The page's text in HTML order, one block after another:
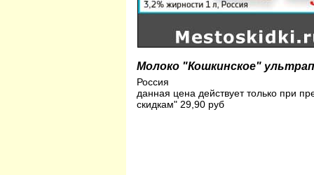
Молоко "Кошкинское"
Россия
данная цена действует только при
скидкам" 29,90 руб